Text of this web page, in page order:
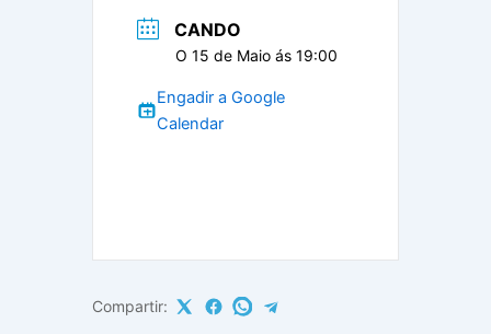
CANDO
O 15 de Maio ás 19:00
Engadir a Google
Calendar
Compartir: